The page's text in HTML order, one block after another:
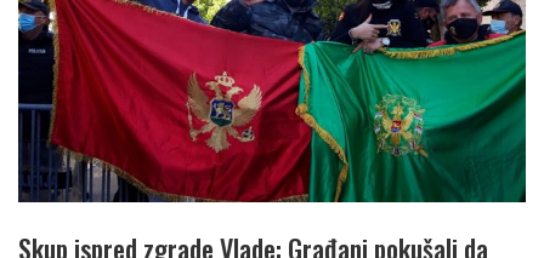
Skup ispred zgrade Vlade: Građani pokušali da